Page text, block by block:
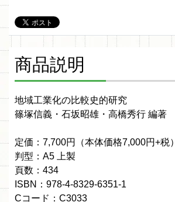
商品説明
地域工業化の比較史的研究
篠塚信義・石坂昭雄・高橋秀行 編著
定価：7,700円（本体価格7,000円+税）
判型：A5 上製
頁数：434
ISBN：978-4-8329-6351-1
Cコード：C3033